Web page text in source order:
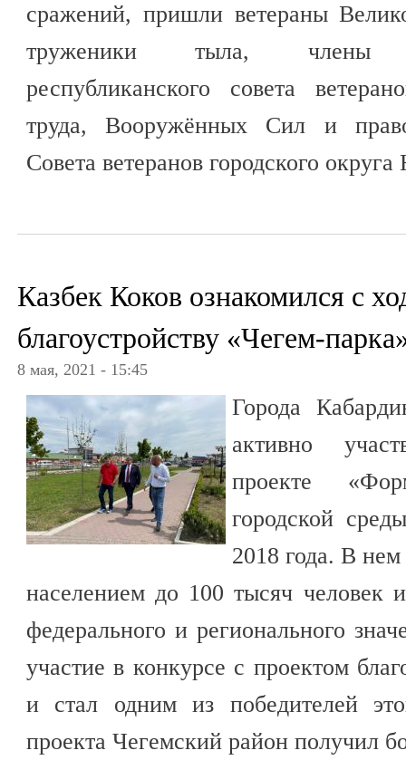
сражений, пришли ветераны
труженики тыла, члены
республиканского совета
труда, Вооружённых Сил и
Совета ветеранов городского
Казбек Коков ознакомился с
благоустройству «Чегем-
8 мая, 2021 - 15:45
Города
активно
проекте
городской
2018 года. В
населением до 100 тысяч человек
федерального и регионального
участие в конкурсе с проектом
и стал одним из победителей
проекта Чегемский район получил